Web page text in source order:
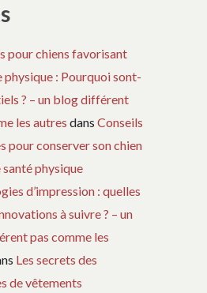
pour chiens favorisant
physique : Pourquoi sont-
? – un blog différent
les autres dansConseils
pour conserver son chien
santé physique
d’impression : quelles
à suivre ? – un
pas comme les
Les secrets des
de vêtements